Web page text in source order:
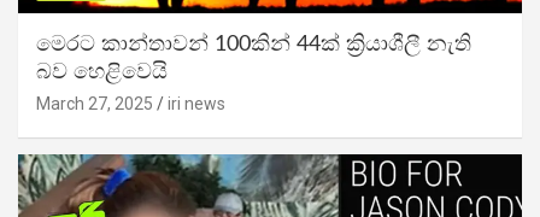
මෙරට කාන්තාවන් 100කින් 44ක් ක්‍රියාශීලී නැති
බව හෙළිවෙයි
March 27, 2025 iri news